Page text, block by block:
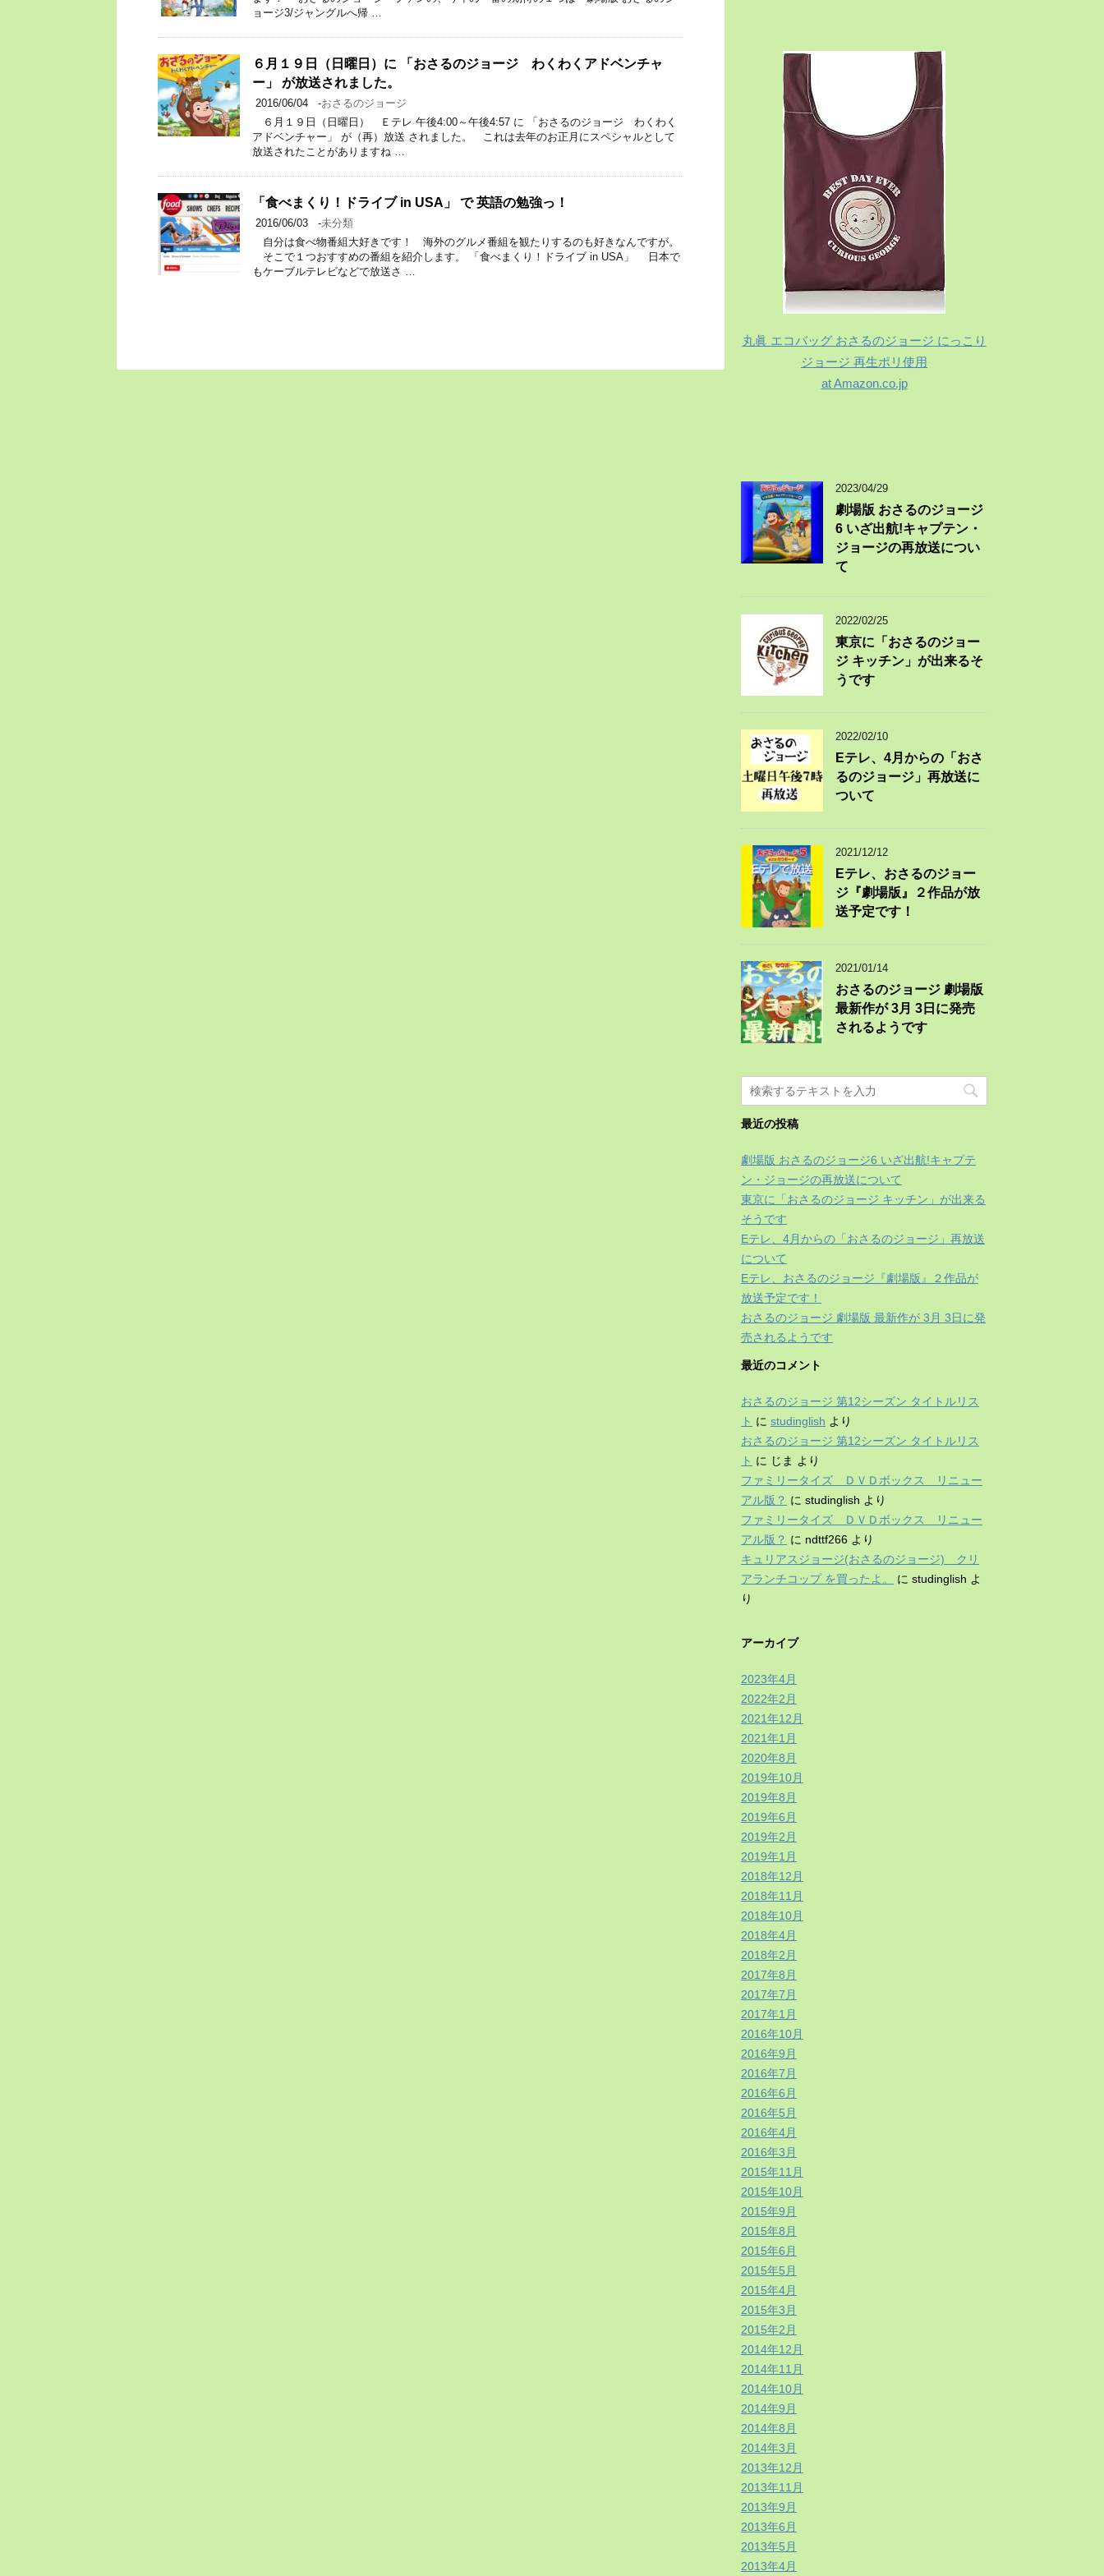
ョージ3/ジャングルへ帰 …
６月１９日（日曜日）に 「おさるのジョージ わくわくアドベンチャ
ー」 が放送されました。
2016/06/04 -おさるのジョージ
６月１９日（日曜日） Ｅテレ 午後4:00～午後4:57 に 「おさるのジョージ わくわく
アドベンチャー」 が（再）放送 されました。 これは去年のお正月にスペシャルとして
放送されたことがありますね …
「食べまくり！ドライブ in USA」 で 英語の勉強っ！
2016/06/03 -未分類
自分は食べ物番組大好きです！ 海外のグルメ番組を観たりするのも好きなんですが。
そこで１つおすすめの番組を紹介します。 「食べまくり！ドライブ in USA」 日本で
もケーブルテレビなどで放送さ …
丸眞 エコバッグ おさるのジョージ にっこり
ジョージ 再生ポリ使用
at Amazon.co.jp
2023/04/29
劇場版 おさるのジョージ
6 いざ出航!キャプテン・
ジョージの再放送につい
て
2022/02/25
東京に「おさるのジョー
ジ キッチン」が出来るそ
うです
2022/02/10
Eテレ、4月からの「おさ
るのジョージ」再放送に
ついて
2021/12/12
Eテレ、おさるのジョー
ジ『劇場版』２作品が放
送予定です！
2021/01/14
おさるのジョージ 劇場版
最新作が 3月 3日に発売
されるようです
最近の投稿
劇場版 おさるのジョージ6 いざ出航!キャプテ
ン・ジョージの再放送について
東京に「おさるのジョージ キッチン」が出来る
そうです
Eテレ、4月からの「おさるのジョージ」再放送
について
Eテレ、おさるのジョージ『劇場版』２作品が
放送予定です！
おさるのジョージ 劇場版 最新作が 3月 3日に発
売されるようです
最近のコメント
おさるのジョージ 第12シーズン タイトルリス
ト に studinglish より
おさるのジョージ 第12シーズン タイトルリス
ト に じま より
ファミリータイズ ＤＶＤボックス リニュー
アル版？ に studinglish より
ファミリータイズ ＤＶＤボックス リニュー
アル版？ に ndttf266 より
キュリアスジョージ(おさるのジョージ) クリ
アランチコップ を買ったよ。
に studinglish よ
り
アーカイブ
2023年4月
2022年2月
2021年12月
2021年1月
2020年8月
2019年10月
2019年8月
2019年6月
2019年2月
2019年1月
2018年12月
2018年11月
2018年10月
2018年4月
2018年2月
2017年8月
2017年7月
2017年1月
2016年10月
2016年9月
2016年7月
2016年6月
2016年5月
2016年4月
2016年3月
2015年11月
2015年10月
2015年9月
2015年8月
2015年6月
2015年5月
2015年4月
2015年3月
2015年2月
2014年12月
2014年11月
2014年10月
2014年9月
2014年8月
2014年3月
2013年12月
2013年11月
2013年9月
2013年6月
2013年5月
2013年4月